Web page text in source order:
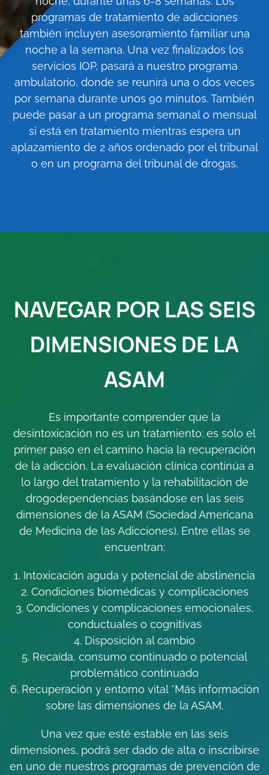
programas de tratamiento de adicciones
también incluyen asesoramiento familiar una
noche a la semana. Una vez finalizados los
servicios IOP, pasará a nuestro programa
ambulatorio, donde se reunirá una o dos veces
por semana durante unos 90 minutos. También
puede pasar a un programa semanal o mensual
si está en tratamiento mientras espera un
aplazamiento de 2 años ordenado por el tribunal
o en un programa del tribunal de drogas.
NAVEGAR POR LAS SEIS
DIMENSIONES DE LA
ASAM
Es importante comprender que la
desintoxicación no es un tratamiento: es sólo el
primer paso en el camino hacia la recuperación
de la adicción. La evaluación clínica continúa a
lo largo del tratamiento y la rehabilitación de
drogodependencias basándose en las seis
dimensiones de la ASAM (Sociedad Americana
de Medicina de las Adicciones). Entre ellas se
encuentran:
1. Intoxicación aguda y potencial de abstinencia
2. Condiciones biomédicas y complicaciones
3. Condiciones y complicaciones emocionales,
conductuales o cognitivas
4. Disposición al cambio
5. Recaída, consumo continuado o potencial
problemático continuado
6. Recuperación y entorno vital *Más información
sobre las dimensiones de la ASAM.
Una vez que esté estable en las seis
dimensiones, podrá ser dado de alta o inscribirse
en uno de nuestros programas de prevención de